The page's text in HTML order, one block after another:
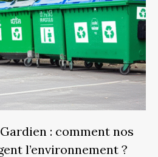
: comment nos
l’environnement ?